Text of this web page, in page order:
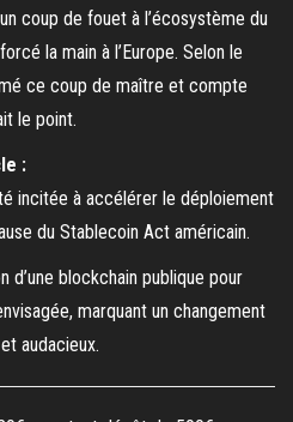
coup de fouet à l’écosystème du
la main à l’Europe. Selon le
ce coup de maître et compte
le point.
:
incitée à accélérer le déploiement
du Stablecoin Act américain.
d’une blockchain publique pour
marquant un changement
audacieux.